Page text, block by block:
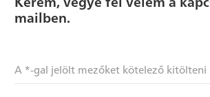
mailben.
A *-gal jelölt mezőket kötelező kitölteni